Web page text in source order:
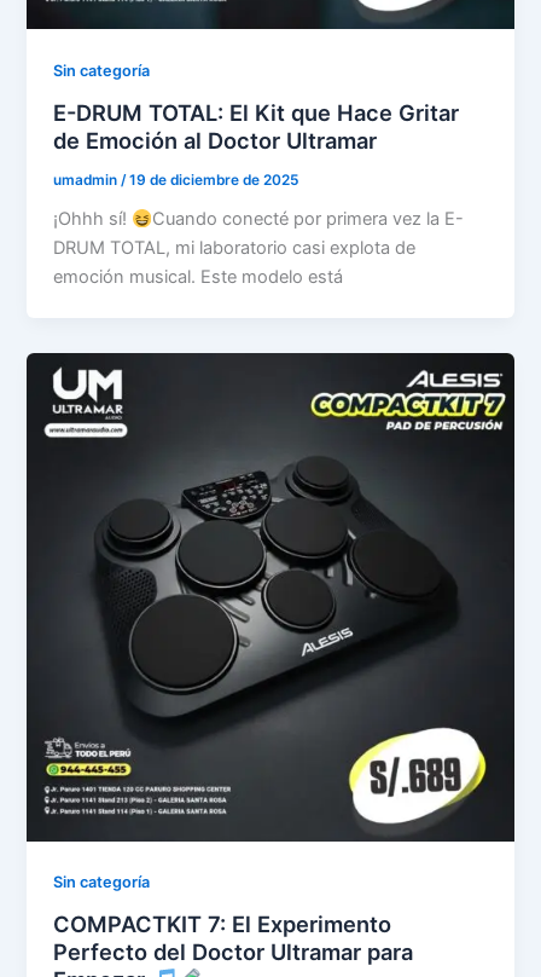
Sin categoría
E-DRUM TOTAL: El Kit que Hace Gritar
de Emoción al Doctor Ultramar
umadmin /19 de diciembre de 2025
¡Ohhh sí!
Cuando conecté por primera vez la E-
DRUM TOTAL, mi laboratorio casi explota de
emoción musical. Este modelo está
Sin categoría
COMPACTKIT 7: El Experimento
Perfecto del Doctor Ultramar para